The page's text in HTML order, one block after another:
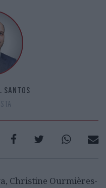
SANTOS
Christine Ourmières-